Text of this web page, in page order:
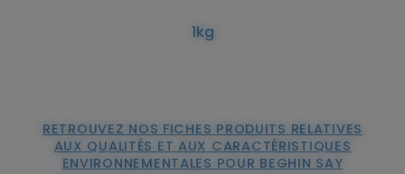
1kg
RETROUVEZ NOS FICHES PRODUITS RELATIVES
AUX QUALITÉS ET AUX CARACTÉRISTIQUES
ENVIRONNEMENTALES POUR BEGHIN SAY